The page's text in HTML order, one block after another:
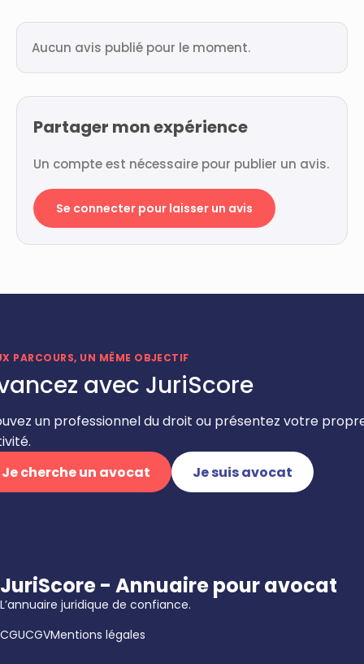
Aucun avis publié pour le moment.
Partager mon expérience
Un compte est nécessaire pour publier un avis.
Se connecter pour laisser un avis
PARCOURS, UN MÊME OBJECTIF
avec JuriScore
un professionnel du droit ou présentez votre
Je cherche un avocat
Je suis avocat
JuriScore - Annuaire pour avocat
L’annuaire juridique de confiance.
CGUCGVMentions légales